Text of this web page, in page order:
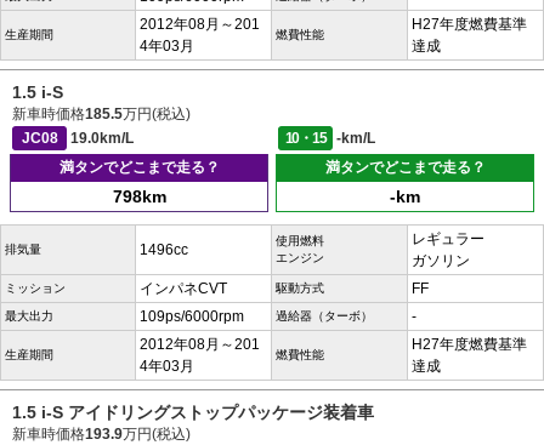
生産期間
2012年08月～201
4年03月
燃費性能
H27年度燃費基準
達成
1.5 i-S
新車時価格185.5万円(税込)
JC08
19.0km/L 10・15
-km/L
満タンでどこまで走る？
798km
満タンでどこまで走る？
-km
排気量 1496cc
使用燃料
エンジン
レギュラー
ガソリン
ミッション インパネCVT 駆動方式 FF
最大出力 109ps/6000rpm 過給器（ターボ） -
生産期間
2012年08月～201
4年03月
燃費性能
H27年度燃費基準
達成
1.5 i-S アイドリングストップパッケージ装着車
新車時価格193.9万円(税込)